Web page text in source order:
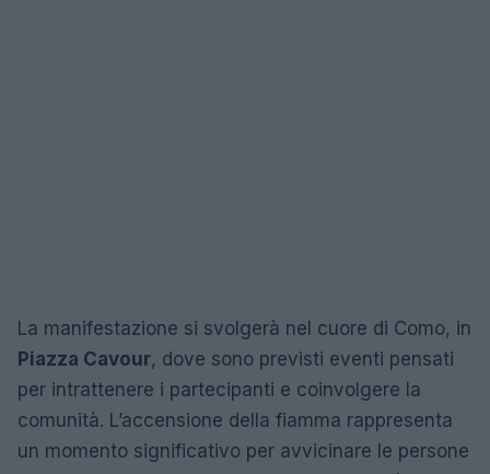
La manifestazione si svolgerà nel cuore di Como, in
Piazza Cavour, dove sono previsti eventi pensati
per intrattenere i partecipanti e coinvolgere la
comunità. L’accensione della fiamma rappresenta
un momento significativo per avvicinare le persone